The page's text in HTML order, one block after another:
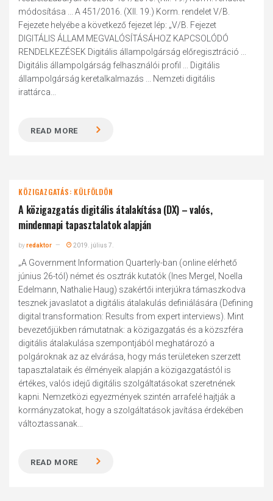
módosítása ... A 451/2016. (XII. 19.) Korm. rendelet V/B.
Fejezete helyébe a következő fejezet lép: „V/B. Fejezet
DIGITÁLIS ÁLLAM MEGVALÓSÍTÁSÁHOZ KAPCSOLÓDÓ
RENDELKEZÉSEK Digitális állampolgárság előregisztráció ...
Digitális állampolgárság felhasználói profil ... Digitális
állampolgárság keretalkalmazás ... Nemzeti digitális
irattárca...
READ MORE
KÖZIGAZGATÁS: KÜLFÖLDÖN
A közigazgatás digitális átalakítása (DX) – valós,
mindennapi tapasztalatok alapján
byredaktor 2019. július 7.
„A Government Information Quarterly-ban (online elérhető
június 26-tól) német és osztrák kutatók (Ines Mergel, Noella
Edelmann, Nathalie Haug) szakértői interjúkra támaszkodva
tesznek javaslatot a digitális átalakulás definiálására (Defining
digital transformation: Results from expert interviews). Mint
bevezetőjükben rámutatnak: a közigazgatás és a közszféra
digitális átalakulása szempontjából meghatározó a
polgároknak az az elvárása, hogy más területeken szerzett
tapasztalataik és élményeik alapján a közigazgatástól is
értékes, valós idejű digitális szolgáltatásokat szeretnének
kapni. Nemzetközi egyezmények szintén arrafelé hajtják a
kormányzatokat, hogy a szolgáltatások javítása érdekében
változtassanak...
READ MORE